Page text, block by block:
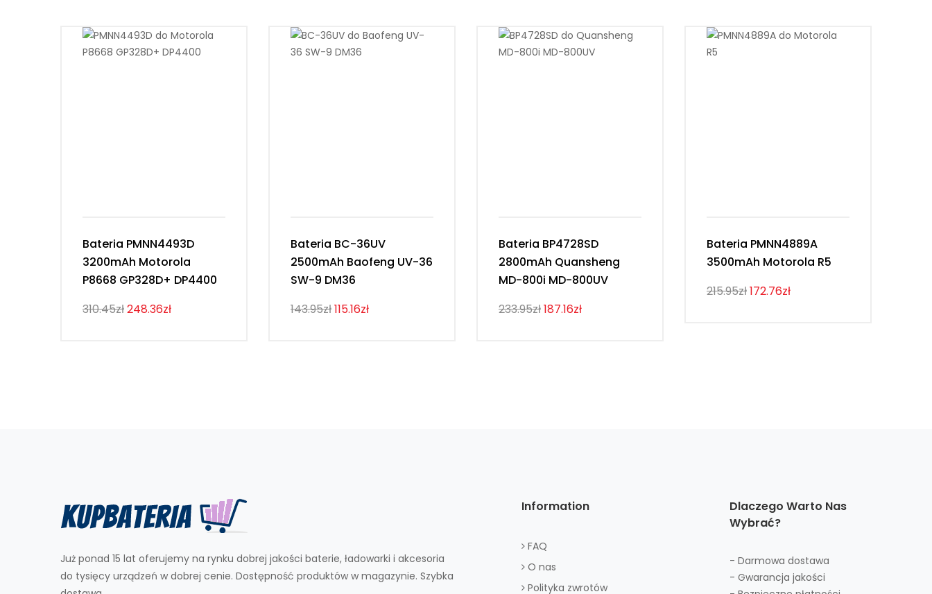
Bateria PMNN4493D
3200mAh Motorola
P8668 GP328D+ DP4400
310.45zł248.36zł
Bateria BC-36UV
2500mAh Baofeng UV-36
SW-9 DM36
143.95zł115.16zł
Bateria BP4728SD
2800mAh Quansheng
MD-800i MD-800UV
233.95zł187.16zł
Bateria PMNN4889A
3500mAh Motorola R5
215.95zł172.76zł
Już ponad 15 lat oferujemy na rynku dobrej jakości baterie, ładowarki i akcesoria
do tysięcy urządzeń w dobrej cenie. Dostępność produktów w magazynie. Szybka
Information
FAQ
O nas
Polityka zwrotów
Dlaczego Warto Nas
Wybrać?
- Darmowa dostawa
- Gwarancja jakości